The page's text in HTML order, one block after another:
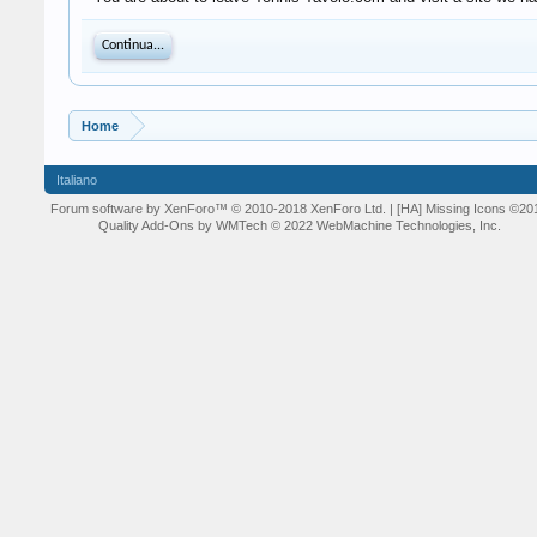
Continua...
Home
Italiano
Forum software by XenForo™ © 2010-2018 XenForo Ltd. | [HA] Missing Icons
Quality Add-Ons by WMTech © 2022 WebMachine Technologies, Inc.